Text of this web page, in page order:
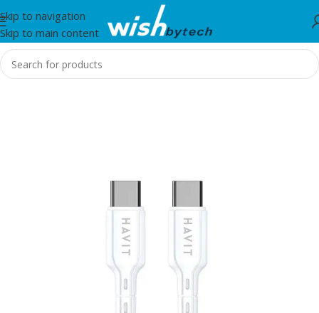
Skip to navigation
Skip to main content
Home/IT